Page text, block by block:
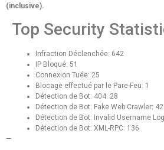
(inclusive).
Top Security
Infraction Déclenchée: 642
IP Bloqué: 51
Connexion Tuée: 25
Blocage effectué par le Pare-Feu: 1
Détection de Bot: 404: 28
Détection de Bot: Fake Web Crawler: 42
Détection de Bot: Invalid Username
Détection de Bot: XML-RPC: 136
—